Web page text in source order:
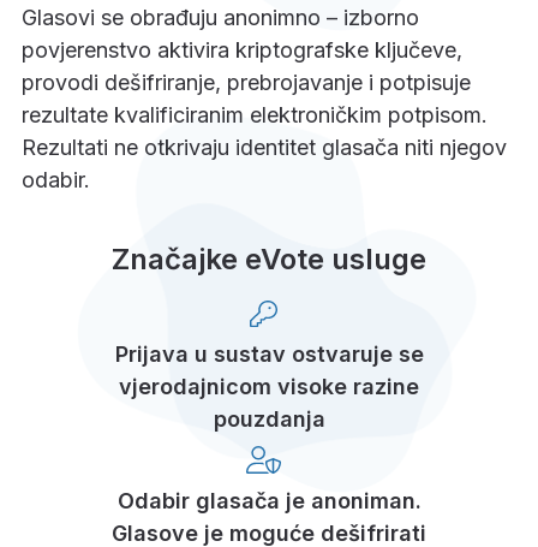
Glasovi se obrađuju anonimno – izborno
povjerenstvo aktivira kriptografske ključeve,
provodi dešifriranje, prebrojavanje i potpisuje
rezultate kvalificiranim elektroničkim potpisom.
Rezultati ne otkrivaju identitet glasača niti njegov
odabir.
Značajke eVote usluge
Prijava u sustav ostvaruje se
vjerodajnicom visoke razine
pouzdanja
Odabir glasača je anoniman.
Glasove je moguće dešifrirati